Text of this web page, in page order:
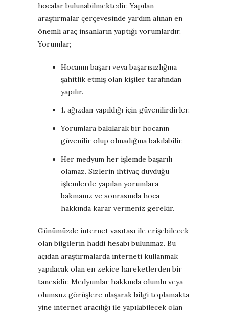
hocalar bulunabilmektedir. Yapılan
araştırmalar çerçevesinde yardım alınan en
önemli araç insanların yaptığı yorumlardır.
Yorumlar;
Hocanın başarı veya başarısızlığına
şahitlik etmiş olan kişiler tarafından
yapılır.
1. ağızdan yapıldığı için güvenilirdirler.
Yorumlara bakılarak bir hocanın
güvenilir olup olmadığına bakılabilir.
Her medyum her işlemde başarılı
olamaz. Sizlerin ihtiyaç duyduğu
işlemlerde yapılan yorumlara
bakmanız ve sonrasında hoca
hakkında karar vermeniz gerekir.
Günümüzde internet vasıtası ile erişebilecek
olan bilgilerin haddi hesabı bulunmaz. Bu
açıdan araştırmalarda interneti kullanmak
yapılacak olan en zekice hareketlerden bir
tanesidir. Medyumlar hakkında olumlu veya
olumsuz görüşlere ulaşarak bilgi toplamakta
yine internet aracılığı ile yapılabilecek olan